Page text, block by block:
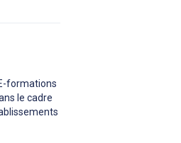
formations
le cadre